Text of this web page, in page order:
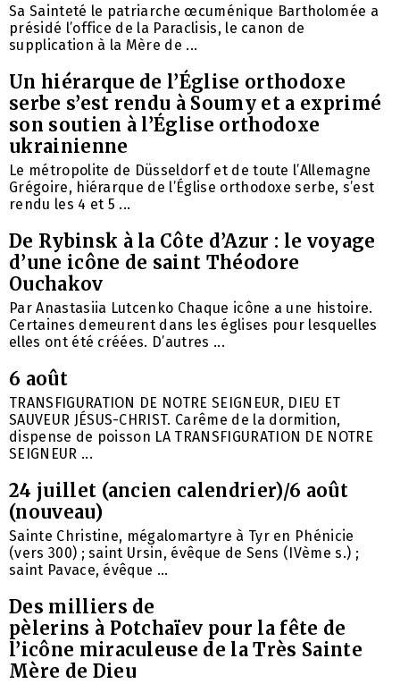
Sa Sainteté le patriarche œcuménique Bartholomée a
présidé l’office de la Paraclisis, le canon de
supplication à la Mère de ...
Un hiérarque de l’Église orthodoxe
serbe s’est rendu à Soumy et a exprimé
son soutien à l’Église orthodoxe
ukrainienne
Le métropolite de Düsseldorf et de toute l’Allemagne
Grégoire, hiérarque de l’Église orthodoxe serbe, s’est
rendu les 4 et 5 ...
De Rybinsk à la Côte d’Azur : le voyage
d’une icône de saint Théodore
Ouchakov
Par Anastasiia Lutcenko Chaque icône a une histoire.
Certaines demeurent dans les églises pour lesquelles
elles ont été créées. D’autres ...
6 août
TRANSFIGURATION DE NOTRE SEIGNEUR, DIEU ET
SAUVEUR JÉSUS-CHRIST. Carême de la dormition,
dispense de poisson LA TRANSFIGURATION DE NOTRE
SEIGNEUR ...
24 juillet (ancien calendrier)/6 août
(nouveau)
Sainte Christine, mégalomartyre à Tyr en Phénicie
(vers 300) ; saint Ursin, évêque de Sens (IVème s.) ;
saint Pavace, évêque ...
Des milliers de
pèlerins à Potchaïev pour la fête de
l’icône miraculeuse de la Très Sainte
Mère de Dieu